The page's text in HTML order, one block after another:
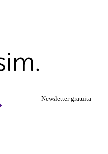
Newsletter gratuita